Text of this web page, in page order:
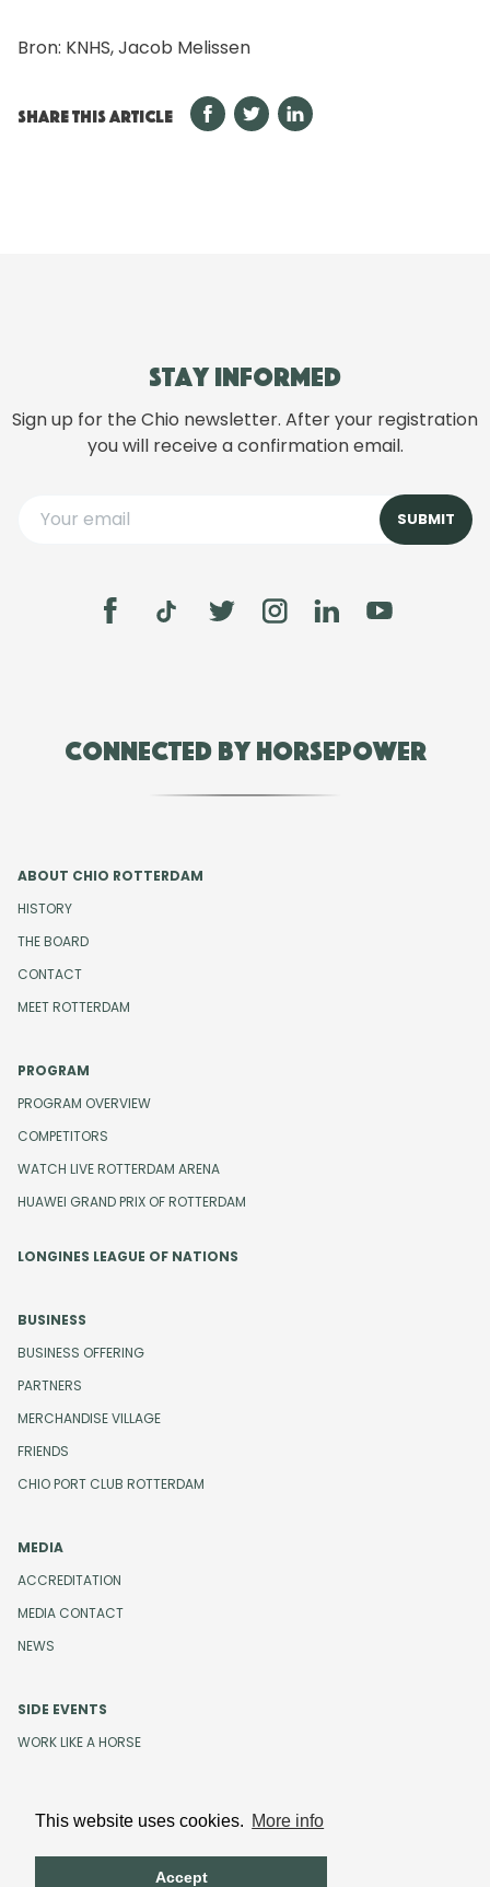
This website uses cookies. More info
Accept
Bron: KNHS, Jacob Melissen
SHARE THIS ARTICLE
Stay informed
Sign up for the Chio newsletter. After your registration
you will receive a confirmation email.
Connected by Horsepower
ABOUT CHIO ROTTERDAM
HISTORY
THE BOARD
CONTACT
MEET ROTTERDAM
PROGRAM
PROGRAM OVERVIEW
COMPETITORS
WATCH LIVE ROTTERDAM ARENA
HUAWEI GRAND PRIX OF ROTTERDAM
LONGINES LEAGUE OF NATIONS
BUSINESS
BUSINESS OFFERING
PARTNERS
MERCHANDISE VILLAGE
FRIENDS
CHIO PORT CLUB ROTTERDAM
MEDIA
ACCREDITATION
MEDIA CONTACT
NEWS
SIDE EVENTS
WORK LIKE A HORSE
Design and development byBeeldr